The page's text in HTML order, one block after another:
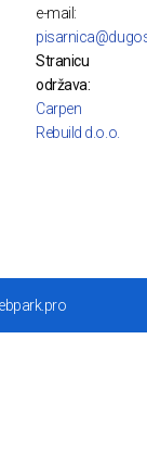
e-mail:
Stranicu
održava:
Carpen
Rebuild d.o.o.